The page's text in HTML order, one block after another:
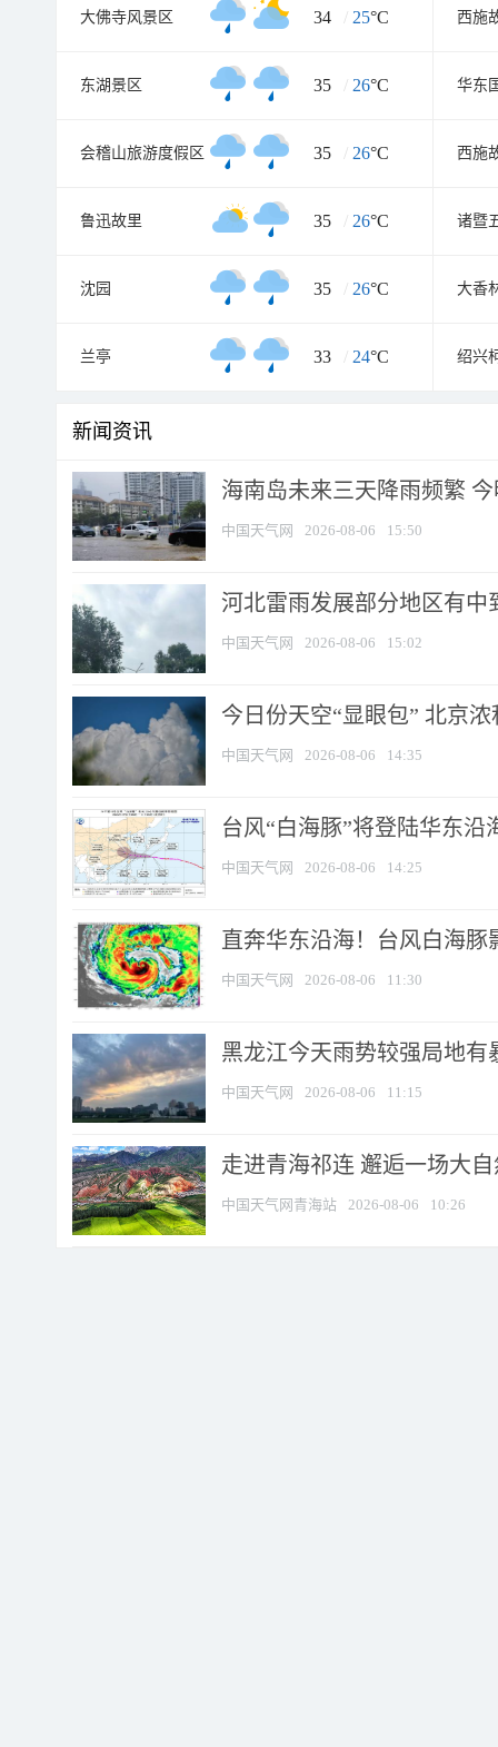
大佛寺风景区 34 / 25°C 西施
东湖景区 35 / 26°C
会稽山旅游度假区 35 / 26°C 西施
鲁迅故里 35 / 26°C 诸暨
沈园 35 / 26°C
兰亭 33 / 24°C 绍兴
新闻资讯
海南岛未来三天降雨频繁
中国天气网 2026-08-06 15:50
河北雷雨发展部分地区有中
中国天气网 2026-08-06 15:02
今日份天空“显眼包” 北京
中国天气网 2026-08-06 14:35
台风“白海豚”将登陆华东沿
中国天气网 2026-08-06 14:25
直奔华东沿海！台风白海豚
中国天气网 2026-08-06 11:30
黑龙江今天雨势较强局地有
中国天气网 2026-08-06 11:15
走进青海祁连 邂逅一场大
中国天气网青海站 2026-08-06 10:26